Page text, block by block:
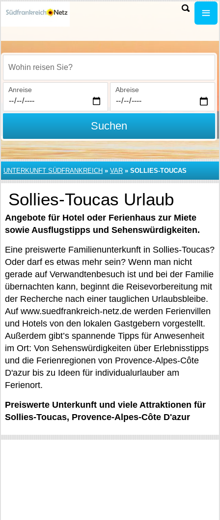
Wohin reisen Sie?
Anreise Abreise
Suchen
UNTERKUNFT SÜDFRANKREICH » VAR » SOLLIES-TOUCAS
Sollies-Toucas Urlaub
Angebote für Hotel oder Ferienhaus zur Miete
sowie Ausflugstipps und Sehenswürdigkeiten.
Eine preiswerte Familienunterkunft in Sollies-Toucas?
Oder darf es etwas mehr sein? Wenn man nicht
gerade auf Verwandtenbesuch ist und bei der Familie
übernachten kann, beginnt die Reisevorbereitung mit
der Recherche nach einer tauglichen Urlaubsbleibe.
Auf www.suedfrankreich-netz.de werden Ferienvillen
und Hotels von den lokalen Gastgebern vorgestellt.
Außerdem gibt’s spannende Tipps für Anwesenheit
im Ort: Von Sehenswürdigkeiten über Erlebnisstipps
und die Ferienregionen von Provence-Alpes-Côte
D'azur bis zu Ideen für individualurlauber am
Ferienort.
Preiswerte Unterkunft und viele Attraktionen für
Sollies-Toucas, Provence-Alpes-Côte D'azur